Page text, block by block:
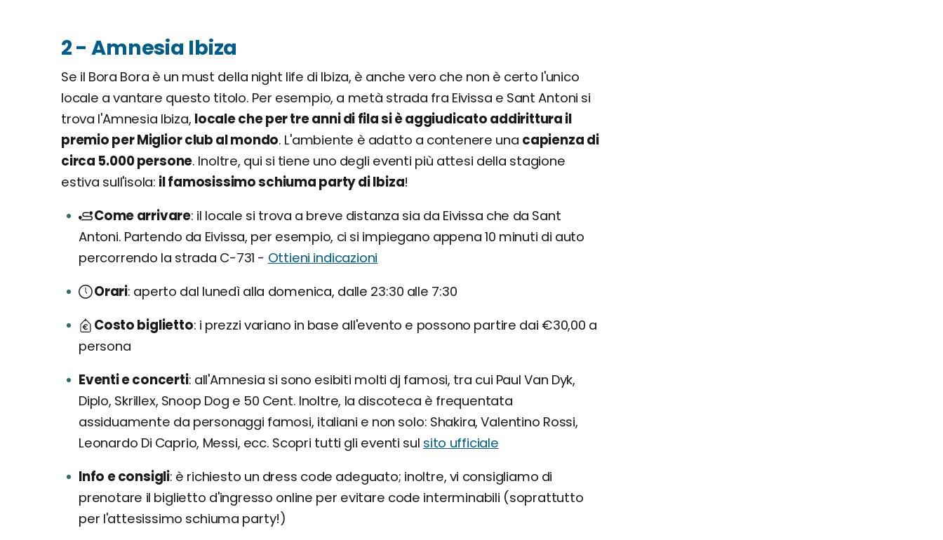
2 - Amnesia Ibiza
Se il Bora Bora è un must della night life di Ibiza, è anche vero che non è certo l'unico
locale a vantare questo titolo. Per esempio, a metà strada fra Eivissa e Sant Antoni si
trova l'Amnesia Ibiza, locale che per tre anni di fila si è aggiudicato addirittura il
premio per Miglior club al mondo. L'ambiente è adatto a contenere una capienza di
circa 5.000 persone. Inoltre, qui si tiene uno degli eventi più attesi della stagione
estiva sull'isola: il famosissimo schiuma party di Ibiza!
Come arrivare il locale si trova a breve distanza sia da Eivissa che da Sant
Antoni. Partendo da Eivissa, per esempio, ci si impiegano appena 10 minuti di auto
percorrendo la strada C-731 - Ottieni indicazioni
Orari aperto dal lunedì alla domenica, dalle 23:30 alle 7:30
Costo biglietto i prezzi variano in base all'evento e possono partire dai €30,00 a
persona
Eventi e concerti all'Amnesia si sono esibiti molti dj famosi, tra cui Paul Van Dyk,
Diplo, Skrillex, Snoop Dog e 50 Cent. Inoltre, la discoteca è frequentata
assiduamente da personaggi famosi, italiani e non solo: Shakira, Valentino Rossi,
Leonardo Di Caprio, Messi, ecc. Scopri tutti gli eventi sul sito ufficiale
Info e consigli è richiesto un dress code adeguato; inoltre, vi consigliamo di
prenotare il biglietto d'ingresso online per evitare code interminabili (soprattutto
per l'attesissimo schiuma party!)